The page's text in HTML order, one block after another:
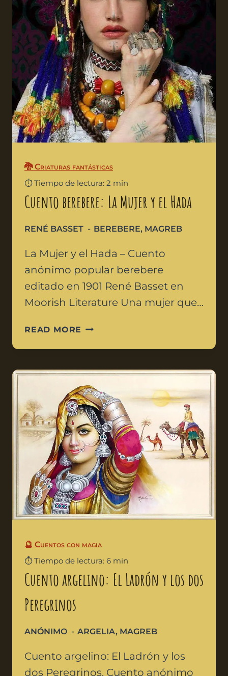
🐉 Criaturas fantásticas
⏱️ Tiempo de lectura: 2 min
Cuento berebere: La Mujer y el Hada
RENÉ BASSET BEREBERE, MAGREB
La Mujer y el Hada – Cuento
anónimo popular berebere
editado en 1901 René Basset en
Moorish Literature Una mujer que…
READ MORE
🔮 Cuentos con magia
⏱️ Tiempo de lectura: 6 min
Cuento argelino: El Ladrón y los dos
Peregrinos
ANÓNIMO ARGELIA, MAGREB
Cuento argelino: El Ladrón y los
dos Peregrinos. Cuento anónimo